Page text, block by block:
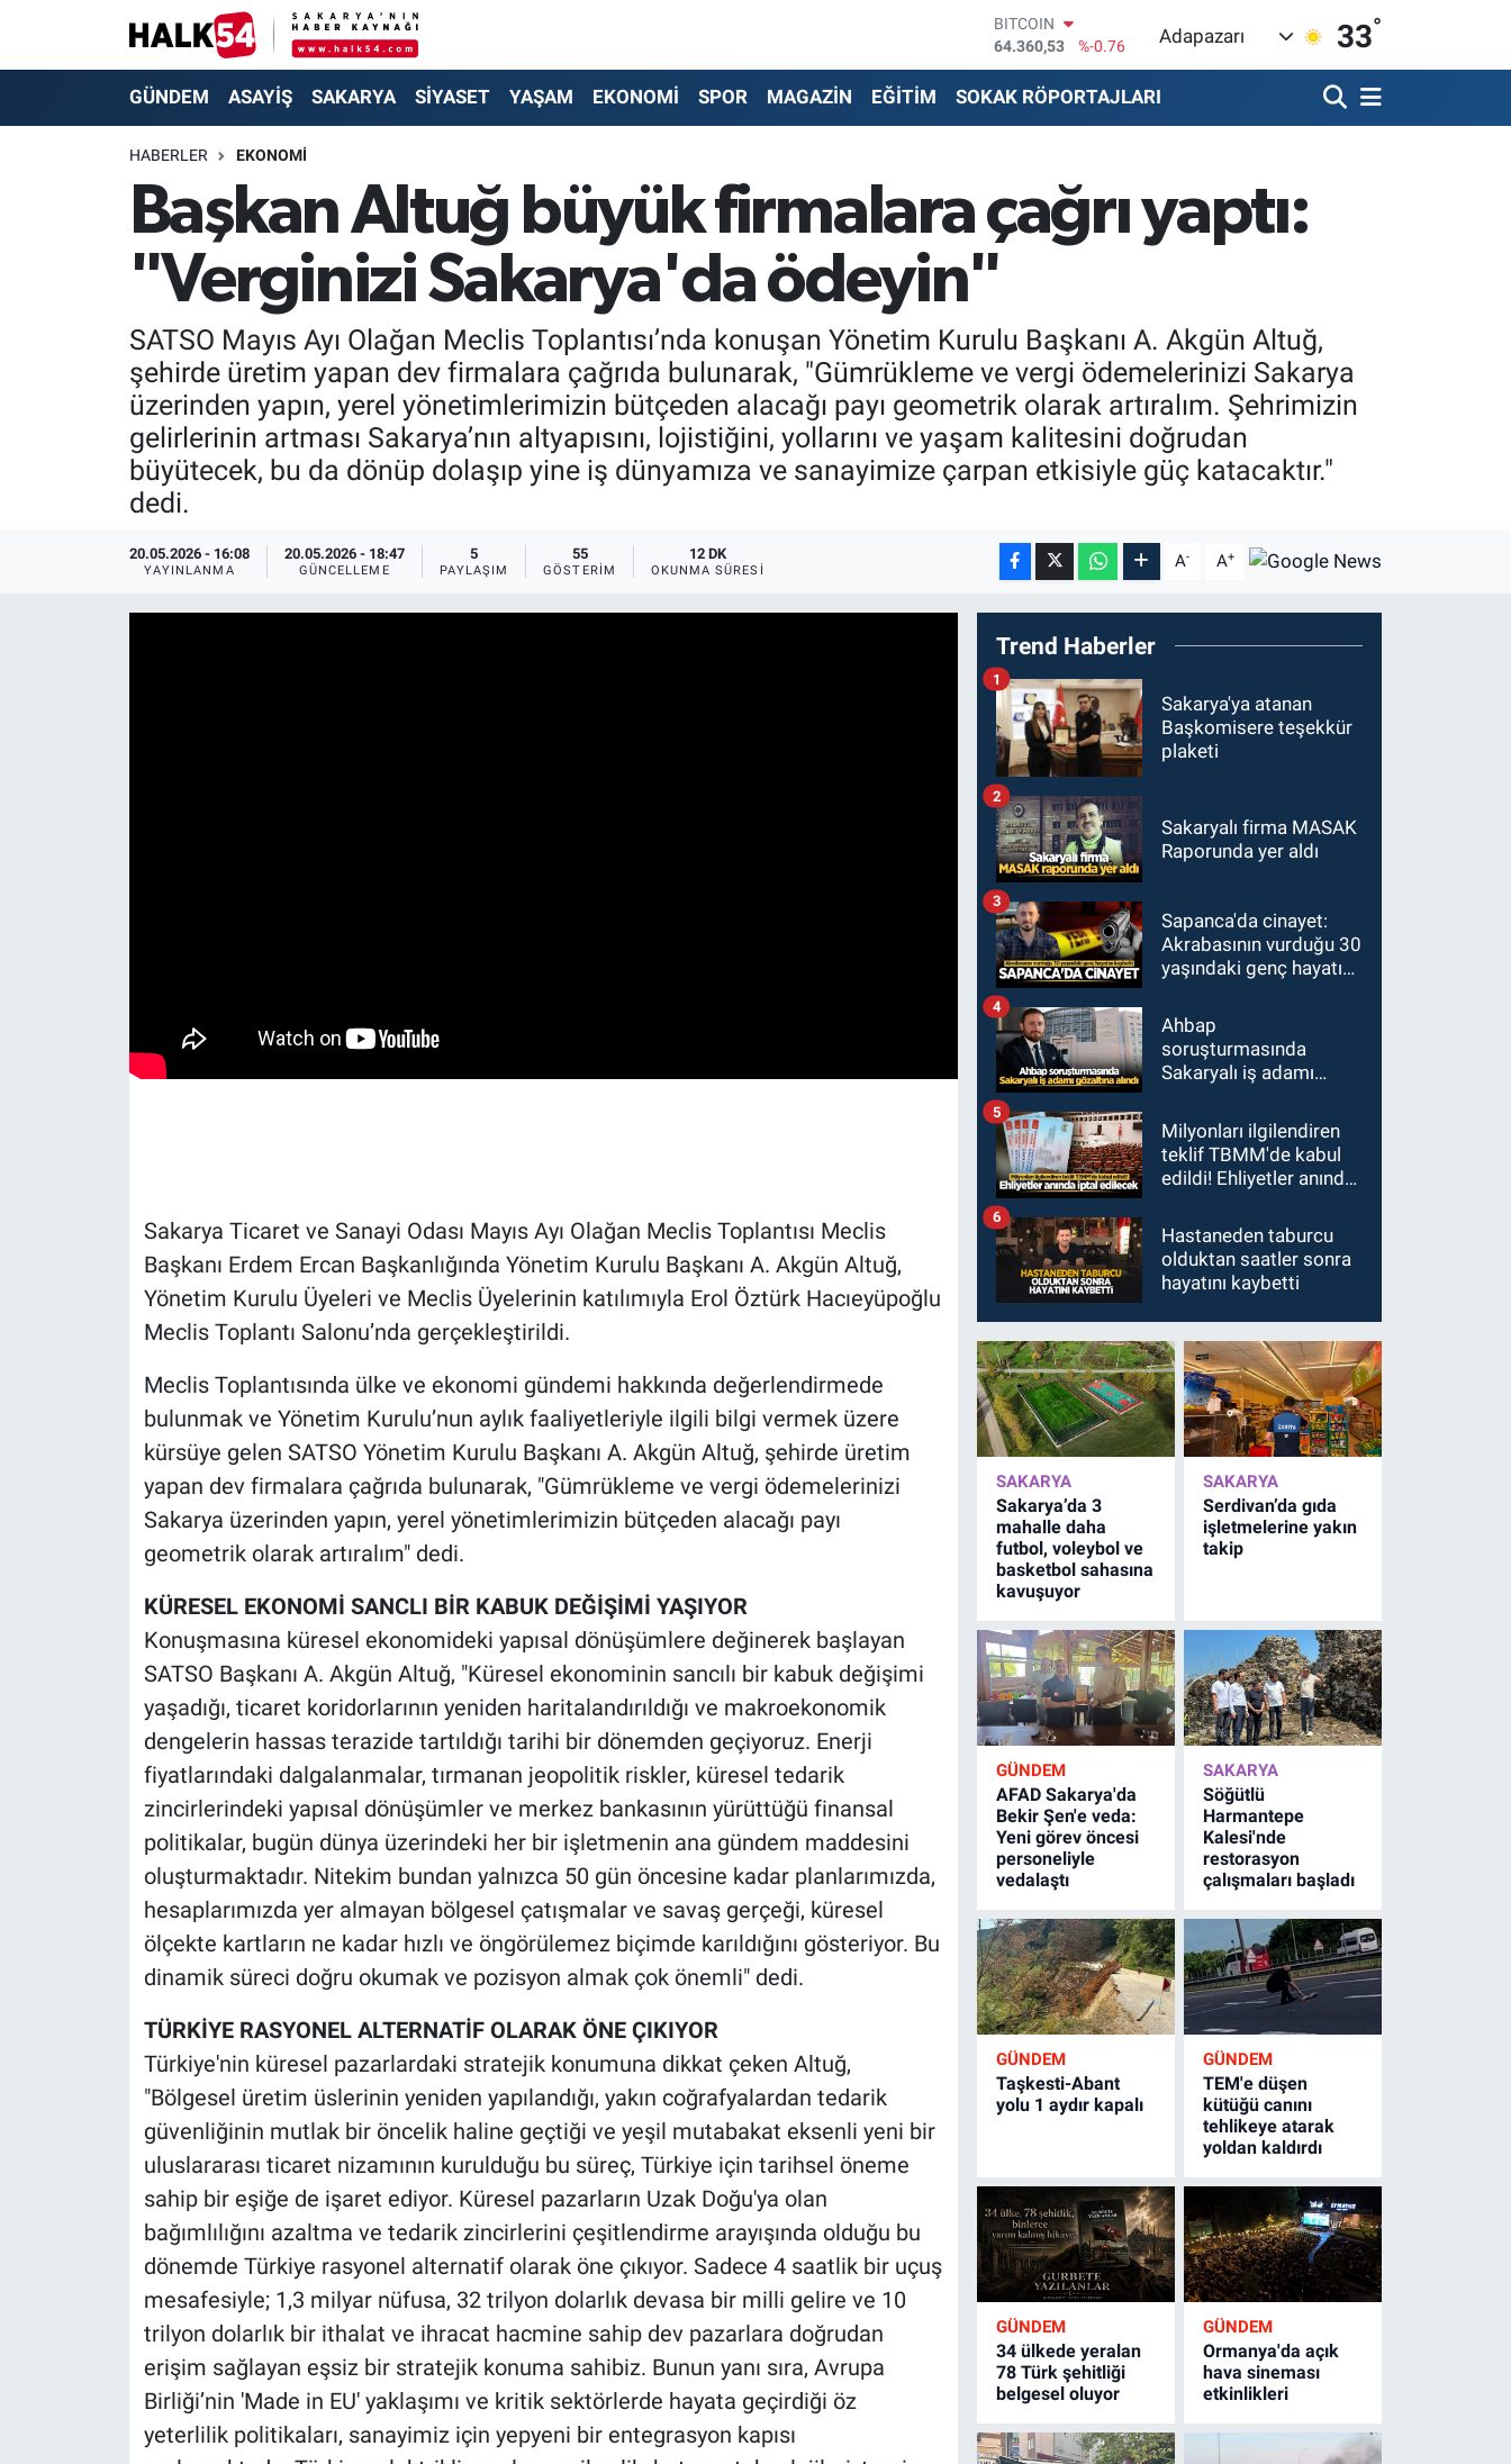
DOLAR
47,7069
%0.17
EURO
55,0265
%0.01
%2.12
BİST100
13.887
%64
BITCOIN
64.360,53
Adapazarı 33°
GÜNDEM ASAYİŞ SAKARYA SİYASET YAŞAM EKONOMİ SPOR MAGAZİN EĞİTİM SOKAK RÖPORTAJLARI
HABERLER EKONOMİ
Başkan Altuğ büyük firmalara çağrı yaptı:
"Verginizi Sakarya'da ödeyin"
SATSO Mayıs Ayı Olağan Meclis Toplantısı’nda konuşan Yönetim Kurulu Başkanı A. Akgün Altuğ,
şehirde üretim yapan dev firmalara çağrıda bulunarak, "Gümrükleme ve vergi ödemelerinizi Sakarya
üzerinden yapın, yerel yönetimlerimizin bütçeden alacağı payı geometrik olarak artıralım. Şehrimizin
gelirlerinin artması Sakarya’nın altyapısını, lojistiğini, yollarını ve yaşam kalitesini doğrudan
büyütecek, bu da dönüp dolaşıp yine iş dünyamıza ve sanayimize çarpan etkisiyle güç katacaktır."
dedi.
20.05.2026 - 16:08
YAYINLANMA
20.05.2026 - 18:47
GÜNCELLEME
5
PAYLAŞIM
55
GÖSTERIM
12 DK
OKUNMA SÜRESI A- A+
Sakarya Ticaret ve Sanayi Odası Mayıs Ayı Olağan Meclis Toplantısı Meclis
Başkanı Erdem Ercan Başkanlığında Yönetim Kurulu Başkanı A. Akgün Altuğ,
Yönetim Kurulu Üyeleri ve Meclis Üyelerinin katılımıyla Erol Öztürk Hacıeyüpoğlu
Meclis Toplantı Salonu’nda gerçekleştirildi.
Meclis Toplantısında ülke ve ekonomi gündemi hakkında değerlendirmede
bulunmak ve Yönetim Kurulu’nun aylık faaliyetleriyle ilgili bilgi vermek üzere
kürsüye gelen SATSO Yönetim Kurulu Başkanı A. Akgün Altuğ, şehirde üretim
yapan dev firmalara çağrıda bulunarak, "Gümrükleme ve vergi ödemelerinizi
Sakarya üzerinden yapın, yerel yönetimlerimizin bütçeden alacağı payı
geometrik olarak artıralım" dedi.
KÜRESEL EKONOMİ SANCLI BİR KABUK DEĞİŞİMİ YAŞIYOR
Konuşmasına küresel ekonomideki yapısal dönüşümlere değinerek başlayan
SATSO Başkanı A. Akgün Altuğ, "Küresel ekonominin sancılı bir kabuk değişimi
yaşadığı, ticaret koridorlarının yeniden haritalandırıldığı ve makroekonomik
dengelerin hassas terazide tartıldığı tarihi bir dönemden geçiyoruz. Enerji
fiyatlarındaki dalgalanmalar, tırmanan jeopolitik riskler, küresel tedarik
zincirlerindeki yapısal dönüşümler ve merkez bankasının yürüttüğü finansal
politikalar, bugün dünya üzerindeki her bir işletmenin ana gündem maddesini
oluşturmaktadır. Nitekim bundan yalnızca 50 gün öncesine kadar planlarımızda,
hesaplarımızda yer almayan bölgesel çatışmalar ve savaş gerçeği, küresel
ölçekte kartların ne kadar hızlı ve öngörülemez biçimde karıldığını gösteriyor. Bu
dinamik süreci doğru okumak ve pozisyon almak çok önemli" dedi.
TÜRKİYE RASYONEL ALTERNATİF OLARAK ÖNE ÇIKIYOR
Türkiye'nin küresel pazarlardaki stratejik konumuna dikkat çeken Altuğ,
"Bölgesel üretim üslerinin yeniden yapılandığı, yakın coğrafyalardan tedarik
güvenliğinin mutlak bir öncelik haline geçtiği ve yeşil mutabakat eksenli yeni bir
uluslararası ticaret nizamının kurulduğu bu süreç, Türkiye için tarihsel öneme
sahip bir eşiğe de işaret ediyor. Küresel pazarların Uzak Doğu'ya olan
bağımlılığını azaltma ve tedarik zincirlerini çeşitlendirme arayışında olduğu bu
dönemde Türkiye rasyonel alternatif olarak öne çıkıyor. Sadece 4 saatlik bir uçuş
mesafesiyle; 1,3 milyar nüfusa, 32 trilyon dolarlık devasa bir milli gelire ve 10
trilyon dolarlık bir ithalat ve ihracat hacmine sahip dev pazarlara doğrudan
erişim sağlayan eşsiz bir stratejik konuma sahibiz. Bunun yanı sıra, Avrupa
Birliği’nin 'Made in EU' yaklaşımı ve kritik sektörlerde hayata geçirdiği öz
yeterlilik politikaları, sanayimiz için yepyeni bir entegrasyon kapısı
Trend Haberler
Sakarya'ya atanan
Başkomisere teşekkür
plaketi
1
Sakaryalı firma MASAK
Raporunda yer aldı
2
Sapanca'da cinayet:
Akrabasının vurduğu 30
yaşındaki genç hayatını
3
Ahbap
soruşturmasında
Sakaryalı iş adamı
4
Milyonları ilgilendiren
teklif TBMM'de kabul
edildi! Ehliyetler anında
5
Hastaneden taburcu
olduktan saatler sonra
hayatını kaybetti
6
SAKARYA
Sakarya’da 3
mahalle daha
futbol, voleybol ve
basketbol sahasına
kavuşuyor
SAKARYA
Serdivan’da gıda
işletmelerine yakın
takip
GÜNDEM
AFAD Sakarya'da
Bekir Şen'e veda:
Yeni görev öncesi
personeliyle
vedalaştı
SAKARYA
Söğütlü
Harmantepe
Kalesi'nde
restorasyon
çalışmaları başladı
GÜNDEM
Taşkesti-Abant
yolu 1 aydır kapalı
GÜNDEM
TEM'e düşen
kütüğü canını
tehlikeye atarak
yoldan kaldırdı
GÜNDEM
34 ülkede yeralan
78 Türk şehitliği
belgesel oluyor
GÜNDEM
Ormanya'da açık
hava sineması
etkinlikleri
GÜNDEM
SAKARYA
EKONOMİ
SOKAK RÖPORTAJLARI
EĞİTİM
Adapazarı Nöbetçi Eczaneler
Adapazarı Trafik Yoğunluk Haritası
Süper Lig Puan Durumu ve Fikstür
Son Dakika Haberleri
Haber Arşivi